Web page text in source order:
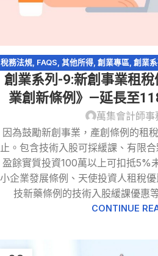
稅務法規, FAQS, 其他所得, 創業專區, 創業系
事業所得稅 ,產
創業系列-9:新創事業租
業創新條例》—延長至
萬集會計師事
因為鼓勵新創事業，產創條例的租
止。包含技術入股可採緩課、有限
盈餘實質投資100萬以上可扣抵5%
小企業發展條例、天使投資人租稅
技新藥條例的技術入股緩課優惠
CONTINUE